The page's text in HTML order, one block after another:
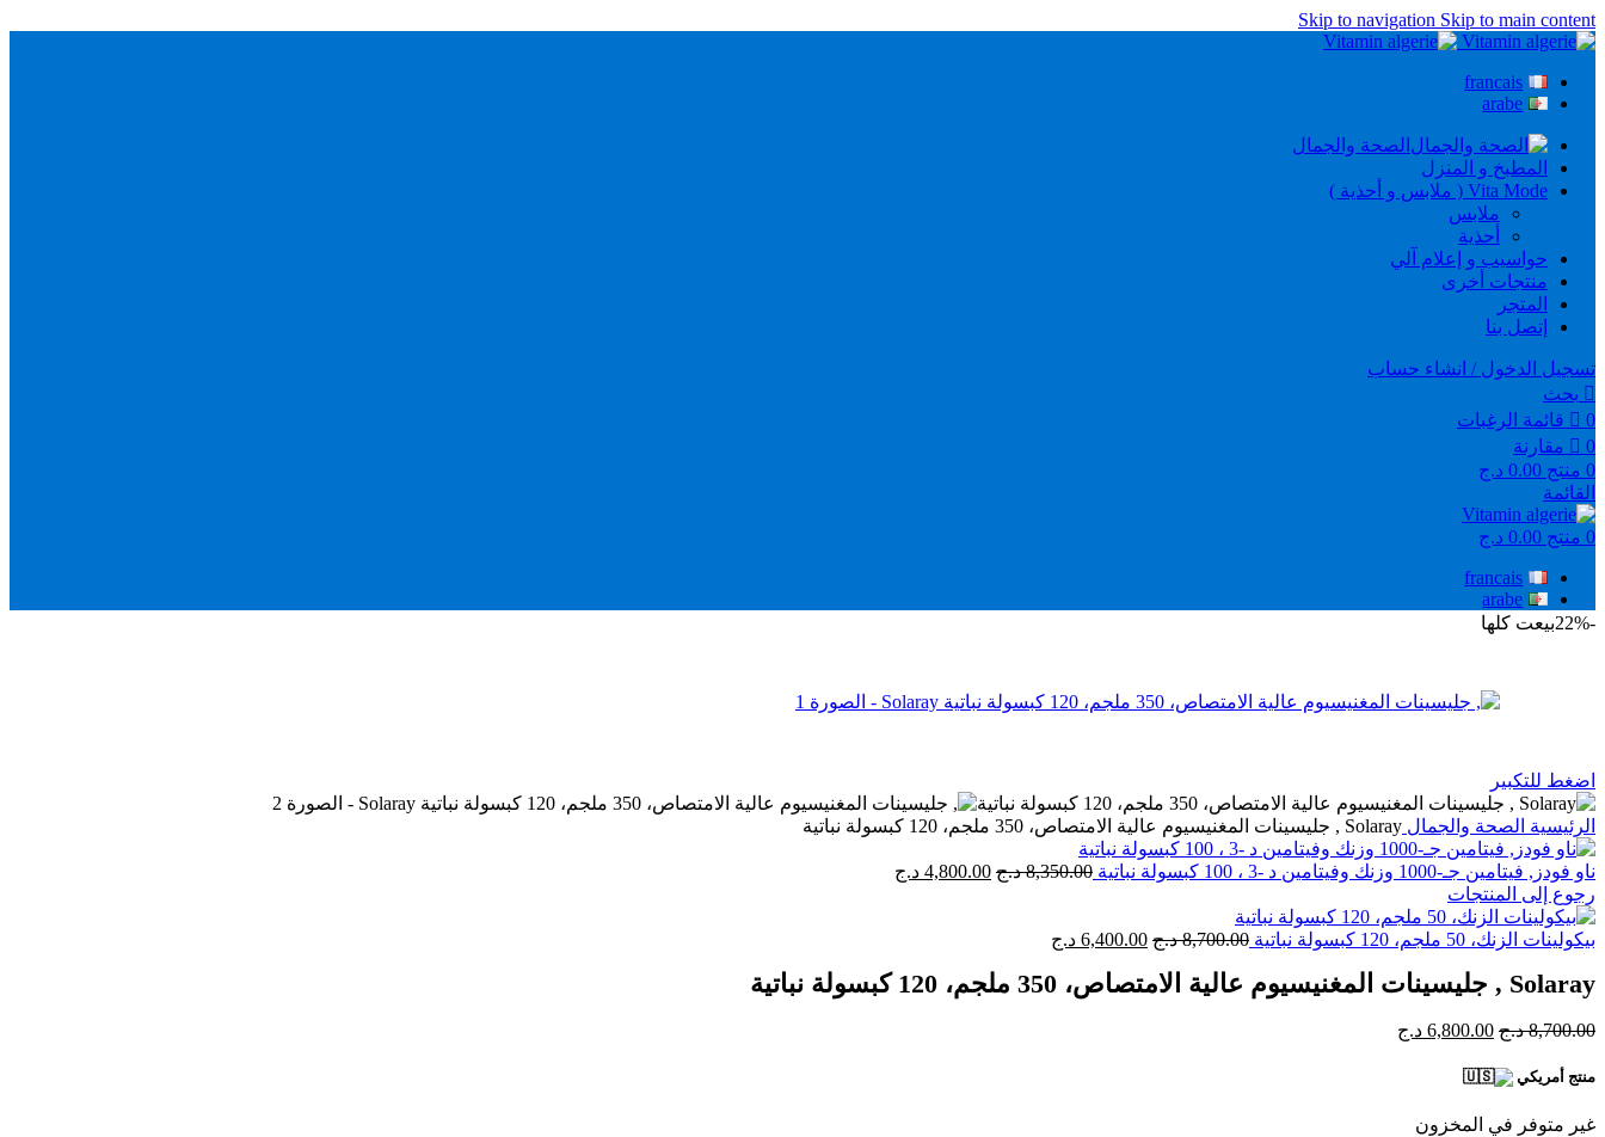
Skip to navigation Skip to main content
francais
arabe
الصحة والجمال
المطبخ و المنزل
Vita Mode ( ملابس و أحذية )
ملابس
أحذية
حواسيب و إعلام آلي
منتجات أخرى
المتجر
إتصل بنا
تسجيل الدخول / انشاء حساب
بحث
0
قائمة الرغبات
0
مقارنة
0 منتج 0.00 د.ج
القائمة
0 منتج 0.00 د.ج
francais
arabe
-22%
بيعت كلها
اضغط للتكبير
الرئيسية الصحة والجمال Solaray ‏, جليسينات المغنيسيوم عالية الامتصاص، 350 ملجم، 120 كبسولة نباتية
ناو فودز‏, فيتامين جـ-1000 وزنك وفيتامين د -3 ، 100 كبسولة نباتية 8,350.00 د.ج السعر
4,800.00 د.ج
رجوع إلى المنتجات
بيكولينات الزنك، 50 ملجم، 120 كبسولة نباتية 8,700.00 د.ج السعر
هو:
8,700.00 د.ج.
6,400.00 د.ج
هو:
Solaray ‏, جليسينات المغنيسيوم عالية الامتصاص، 350 ملجم، 120 كبسولة نباتية
8,700.00 د.ج السعر
هو:
6,800.00 د.ج
منتج أمريكي
غير متوفر في المخزون